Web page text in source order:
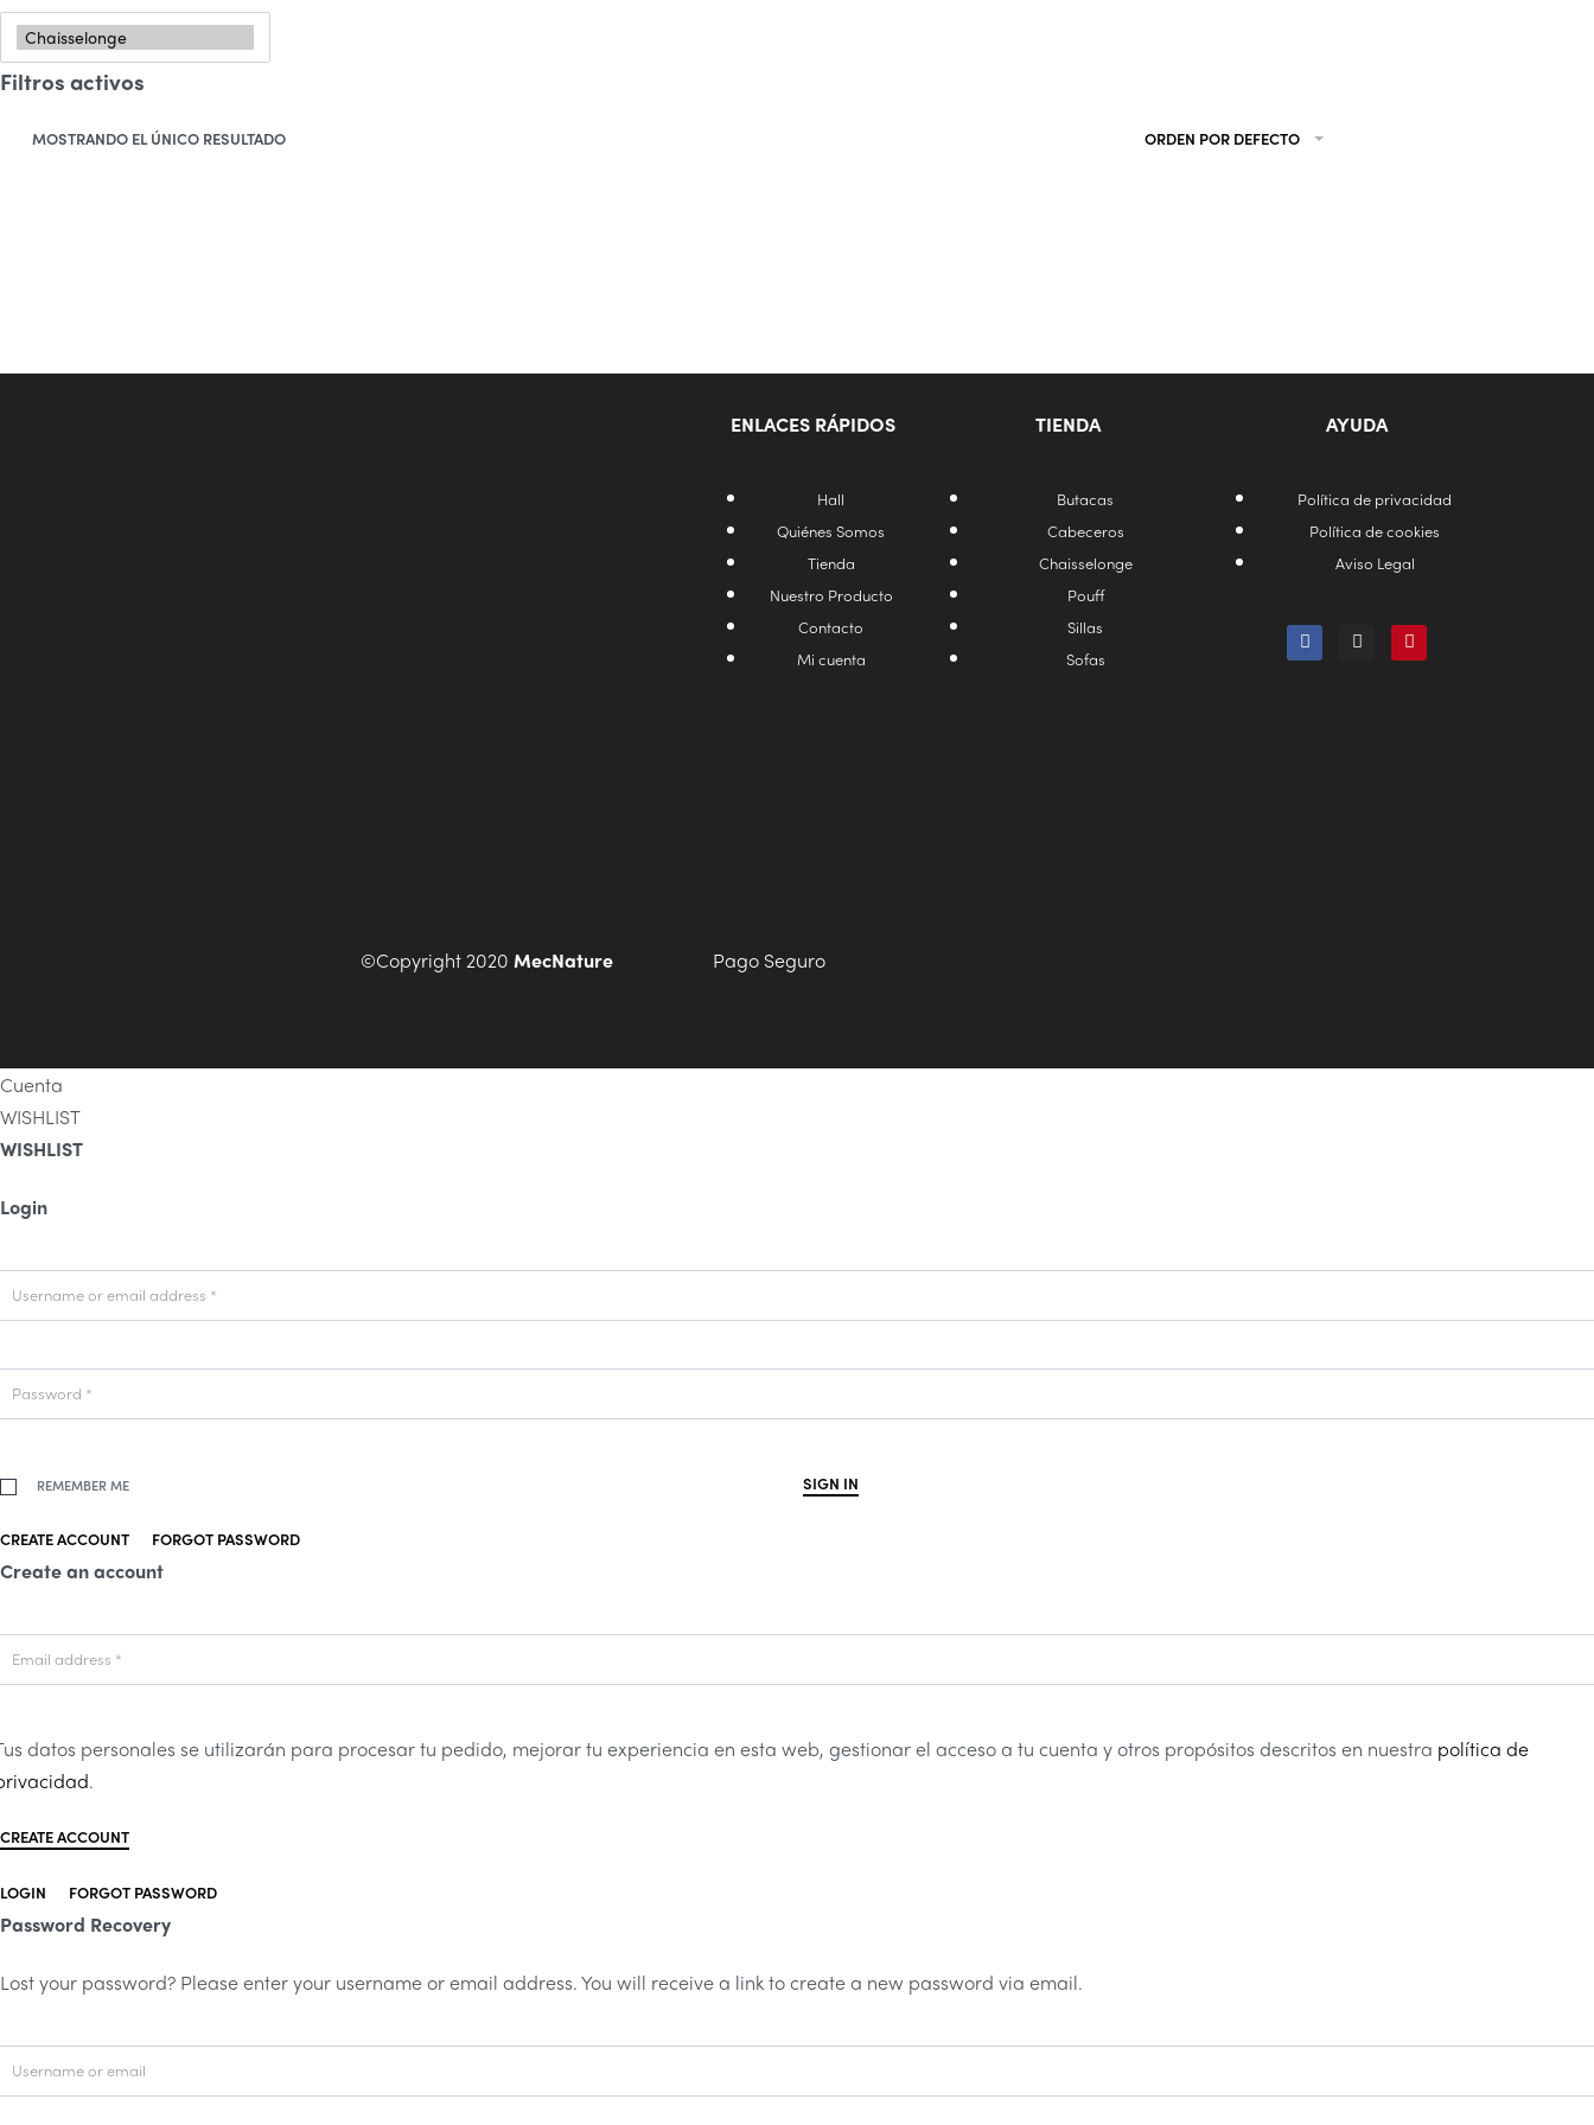
Filtros activos
MOSTRANDO EL ÚNICO RESULTADO ORDEN POR DEFECTO
ENLACES RÁPIDOS
Hall
Quiénes Somos
Tienda
Nuestro Producto
Contacto
Mi cuenta
TIENDA
Butacas
Cabeceros
Chaisselonge
Pouff
Sillas
Sofas
AYUDA
Política de privacidad
Política de cookies
Aviso Legal
©Copyright 2020 MecNature Pago Seguro
Cuenta
WISHLIST
WISHLIST
Login
Username or email address *
Password *
REMEMBER ME SIGN IN
CREATE ACCOUNT FORGOT PASSWORD
Create an account
Email address *
datos personales se utilizarán para procesar tu pedido, mejorar tu experiencia en esta web, gestionar el acceso a tu cuenta y otros propósitos descritos en nuestra política de
.
CREATE ACCOUNT
LOGIN FORGOT PASSWORD
Password Recovery
Lost your password? Please enter your username or email address. You will receive a link to create a new password via email.
Username or email